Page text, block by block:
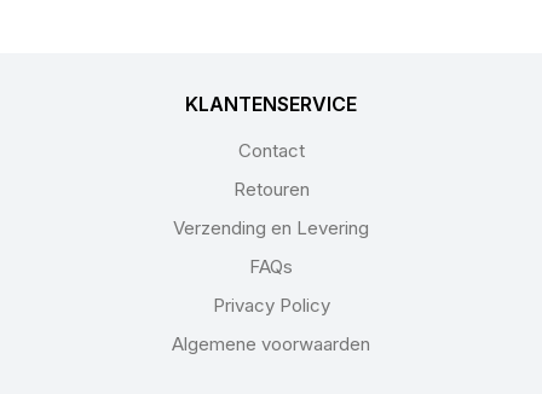
KLANTENSERVICE
Contact
Retouren
Verzending en Levering
FAQs
Privacy Policy
Algemene voorwaarden